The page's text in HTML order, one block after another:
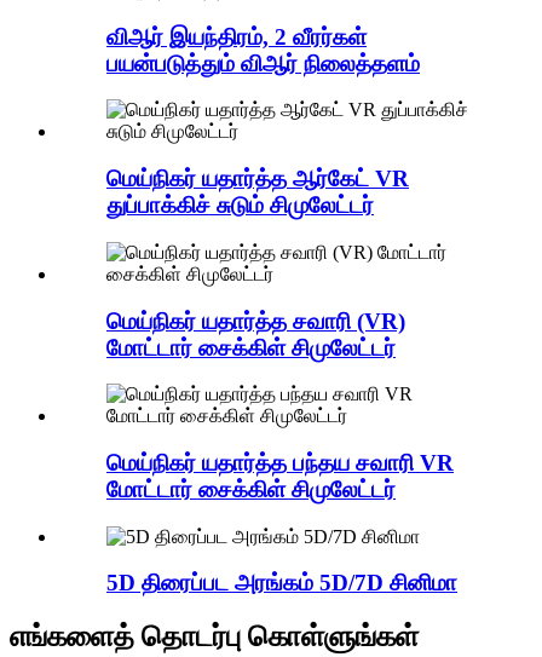
விஆர் இயந்திரம், 2 வீரர்கள்
பயன்படுத்தும் விஆர் நிலைத்தளம்
மெய்நிகர் யதார்த்த ஆர்கேட் VR
துப்பாக்கிச் சுடும் சிமுலேட்டர்
மெய்நிகர் யதார்த்த சவாரி (VR)
மோட்டார் சைக்கிள் சிமுலேட்டர்
மெய்நிகர் யதார்த்த பந்தய சவாரி VR
மோட்டார் சைக்கிள் சிமுலேட்டர்
5D திரைப்பட அரங்கம் 5D/7D சினிமா
எங்களைத் தொடர்பு கொள்ளுங்கள்